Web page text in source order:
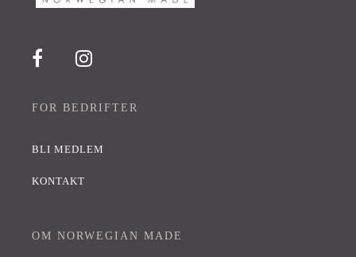
FOR BEDRIFTER
BLI MEDLEM
KONTAKT
OM NORWEGIAN MADE